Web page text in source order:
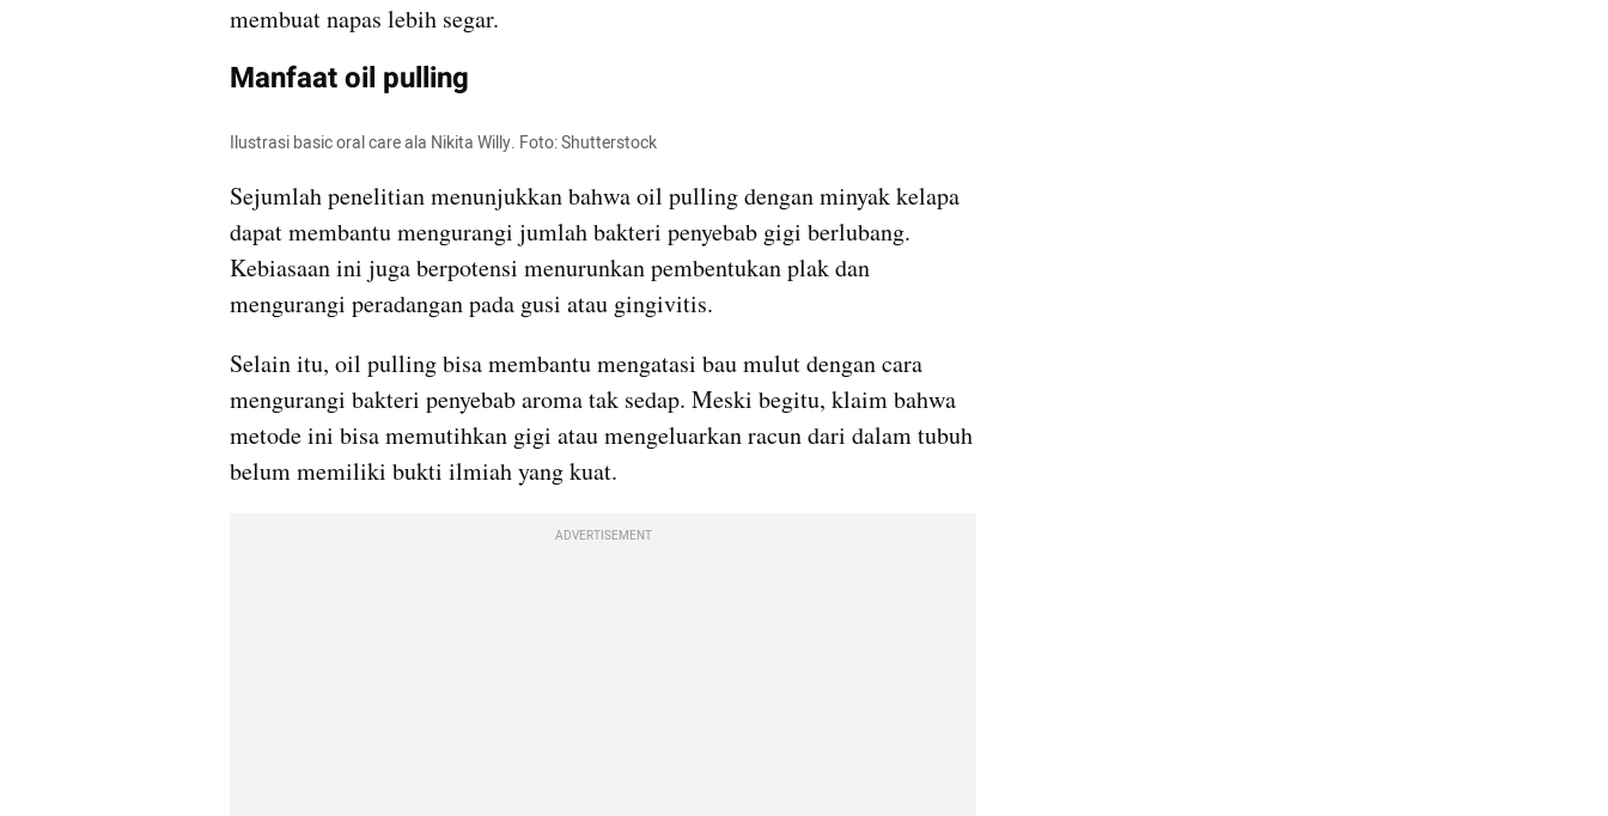
membuat napas lebih segar.
Manfaat oil pulling
Ilustrasi basic oral care ala Nikita Willy. Foto: Shutterstock
Sejumlah penelitian menunjukkan bahwa oil pulling dengan minyak kelapa
dapat membantu mengurangi jumlah bakteri penyebab gigi berlubang.
Kebiasaan ini juga berpotensi menurunkan pembentukan plak dan
mengurangi peradangan pada gusi atau gingivitis.
Selain itu, oil pulling bisa membantu mengatasi bau mulut dengan cara
mengurangi bakteri penyebab aroma tak sedap. Meski begitu, klaim bahwa
metode ini bisa memutihkan gigi atau mengeluarkan racun dari dalam tubuh
belum memiliki bukti ilmiah yang kuat.
ADVERTISEMENT